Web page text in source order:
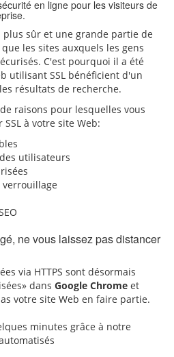
en ligne pour les visiteurs de
plus sûr et une grande partie de
les sites auxquels les gens
C'est pourquoi il a été
utilisant SSL bénéficient d'un
résultats de recherche.
raisons pour lesquelles vous
à votre site Web:
utilisateurs
verrouillage
ne vous laissez pas distancer
via HTTPS sont désormais
dans Google Chrome et
votre site Web en faire partie.
minutes grâce à notre